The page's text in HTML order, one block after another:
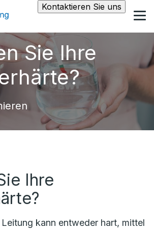
Kontaktieren Sie uns
Sie Ihre
Ihre
kann entweder hart, mittel